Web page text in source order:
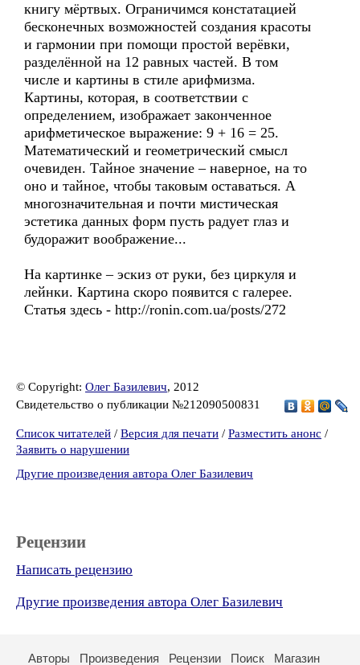
книгу мёртвых. Ограничимся констатацией
бесконечных возможностей создания красоты
и гармонии при помощи простой верёвки,
разделённой на 12 равных частей. В том
числе и картины в стиле арифмизма.
Картины, которая, в соответствии с
определением, изображает законченное
арифметическое выражение: 9 + 16 = 25.
Математический и геометрический смысл
очевиден. Тайное значение – наверное, на то
оно и тайное, чтобы таковым оставаться. А
многозначительная и почти мистическая
эстетика данных форм пусть радует глаз и
будоражит воображение...
На картинке – эскиз от руки, без циркуля и
лейнки. Картина скоро появится с галерее.
Статья здесь - http://ronin.com.ua/posts/272
© Copyright: Олег Базилевич, 2012
Свидетельство о публикации №212090500831
Список читателей / Версия для печати / Разместить анонс /
Заявить о нарушении
Другие произведения автора Олег Базилевич
Рецензии
Написать рецензию
Другие произведения автора Олег Базилевич
Авторы Произведения Рецензии Поиск Магазин